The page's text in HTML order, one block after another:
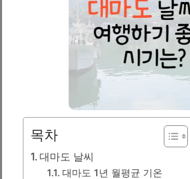
목차
대마도 날씨
대마도 1년 월평균 기온